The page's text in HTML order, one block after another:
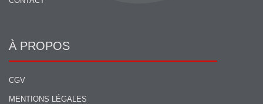
À PROPOS
CGV
MENTIONS LÉGALES